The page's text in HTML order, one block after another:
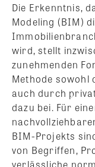
Die Erkenntnis,
Modeling (BIM)
wird, stellt
zunehmenden
Methode sowohl
auch durch
dazu bei. Für
BIM-Projekts
von Begriffen,